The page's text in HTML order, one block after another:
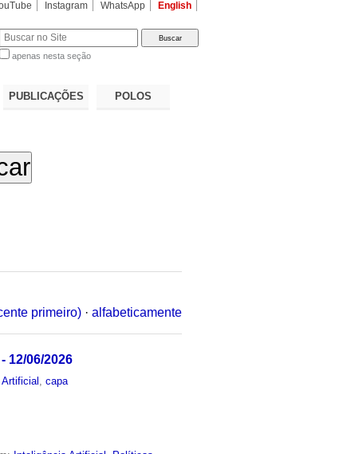
Instagram WhatsApp English
apenas nesta seção
PUBLICAÇÕES POLOS
primeiro) · alfabeticamente
12/06/2026
,capa